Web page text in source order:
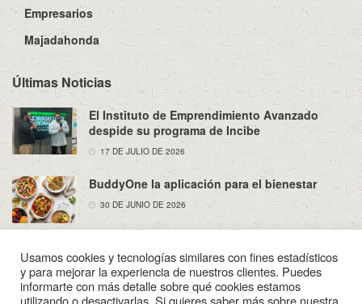
Empresarios
Majadahonda
Últimas Noticias
El Instituto de Emprendimiento Avanzado
despide su programa de Incibe
17 DE JULIO DE 2026
BuddyOne la aplicación para el bienestar
30 DE JUNIO DE 2026
Sobre Nosotros Política de Privacidad Aviso Legal
Usamos cookies y tecnologías similares con fines estadísticos
y para mejorar la experiencia de nuestros clientes. Puedes
informarte con más detalle sobre qué cookies estamos
utilizando o desactivarlas. Si quieres saber más sobre nuestra